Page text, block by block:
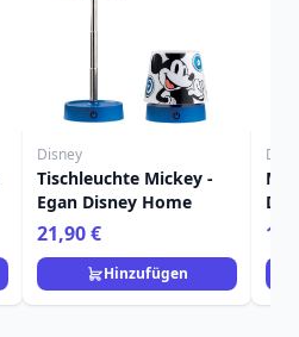
Disney
Tischleuchte Mickey -
Egan Disney Home
21,90 €
Hinzufügen